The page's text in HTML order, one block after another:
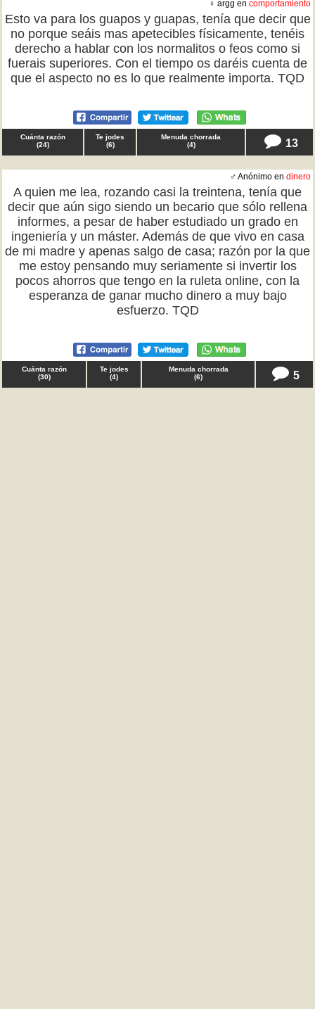
♀ argg en comportamiento
Esto va para los guapos y guapas, tenía que decir que
no porque seáis mas apetecibles físicamente, tenéis
derecho a hablar con los normalitos o feos como si
fuerais superiores. Con el tiempo os daréis cuenta de
que el aspecto no es lo que realmente importa. TQD
Cuánta razón
(24)
Te jodes
(6)
Menuda chorrada
(4) 13
♂ Anónimo en dinero
A quien me lea, rozando casi la treintena, tenía que
decir que aún sigo siendo un becario que sólo rellena
informes, a pesar de haber estudiado un grado en
ingeniería y un máster. Además de que vivo en casa
de mi madre y apenas salgo de casa; razón por la que
me estoy pensando muy seriamente si invertir los
pocos ahorros que tengo en la ruleta online, con la
esperanza de ganar mucho dinero a muy bajo
esfuerzo. TQD
Cuánta razón
(30)
Te jodes
(4)
Menuda chorrada
(6) 5